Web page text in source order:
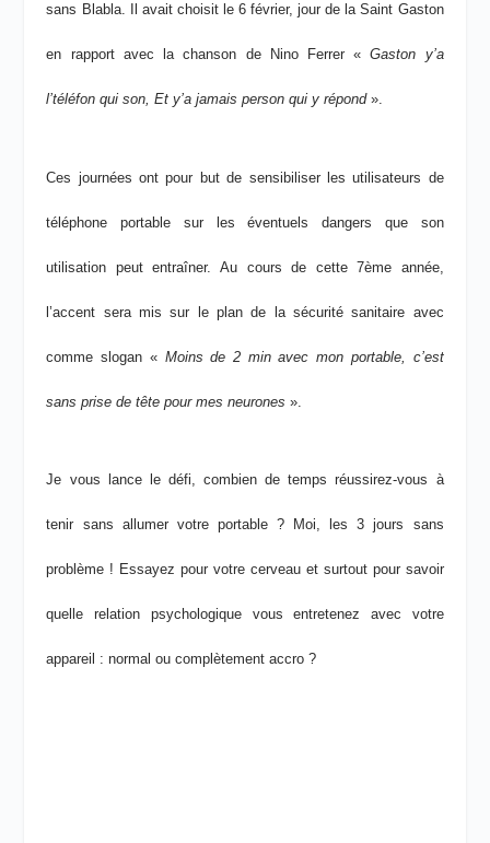
sans Blabla. Il avait choisit le 6 février, jour de la Saint Gaston
en rapport avec la chanson de Nino Ferrer «Gaston y’a
l’téléfon qui son, Et y’a jamais person qui y répond».
Ces journées ont pour but de sensibiliser les utilisateurs de
téléphone portable sur les éventuels dangers que son
utilisation peut entraîner. Au cours de cette 7ème année,
l’accent sera mis sur le plan de la sécurité sanitaire avec
comme slogan « Moins de 2 min avec mon portable, c’est
sans prise de tête pour mes neurones ».
Je vous lance le défi, combien de temps réussirez-vous à
tenir sans allumer votre portable ? Moi, les 3 jours sans
problème ! Essayez pour votre cerveau et surtout pour savoir
quelle relation psychologique vous entretenez avec votre
appareil : normal ou complètement accro ?